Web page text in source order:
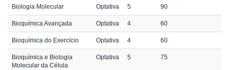
Biologia Molecular Optativa 5 90
Bioquímica Avançada Optativa 4 60
Bioquímica do Exercício Optativa 4 60
Bioquímica e Biologia
Molecular da Célula
Optativa 5 75